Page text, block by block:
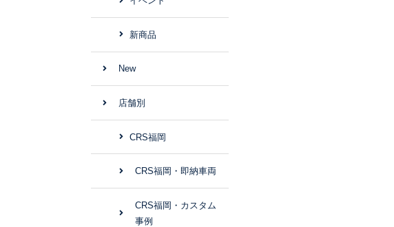
新商品
New
店舗別
CRS福岡
CRS福岡・即納車両
CRS福岡・カスタム
事例